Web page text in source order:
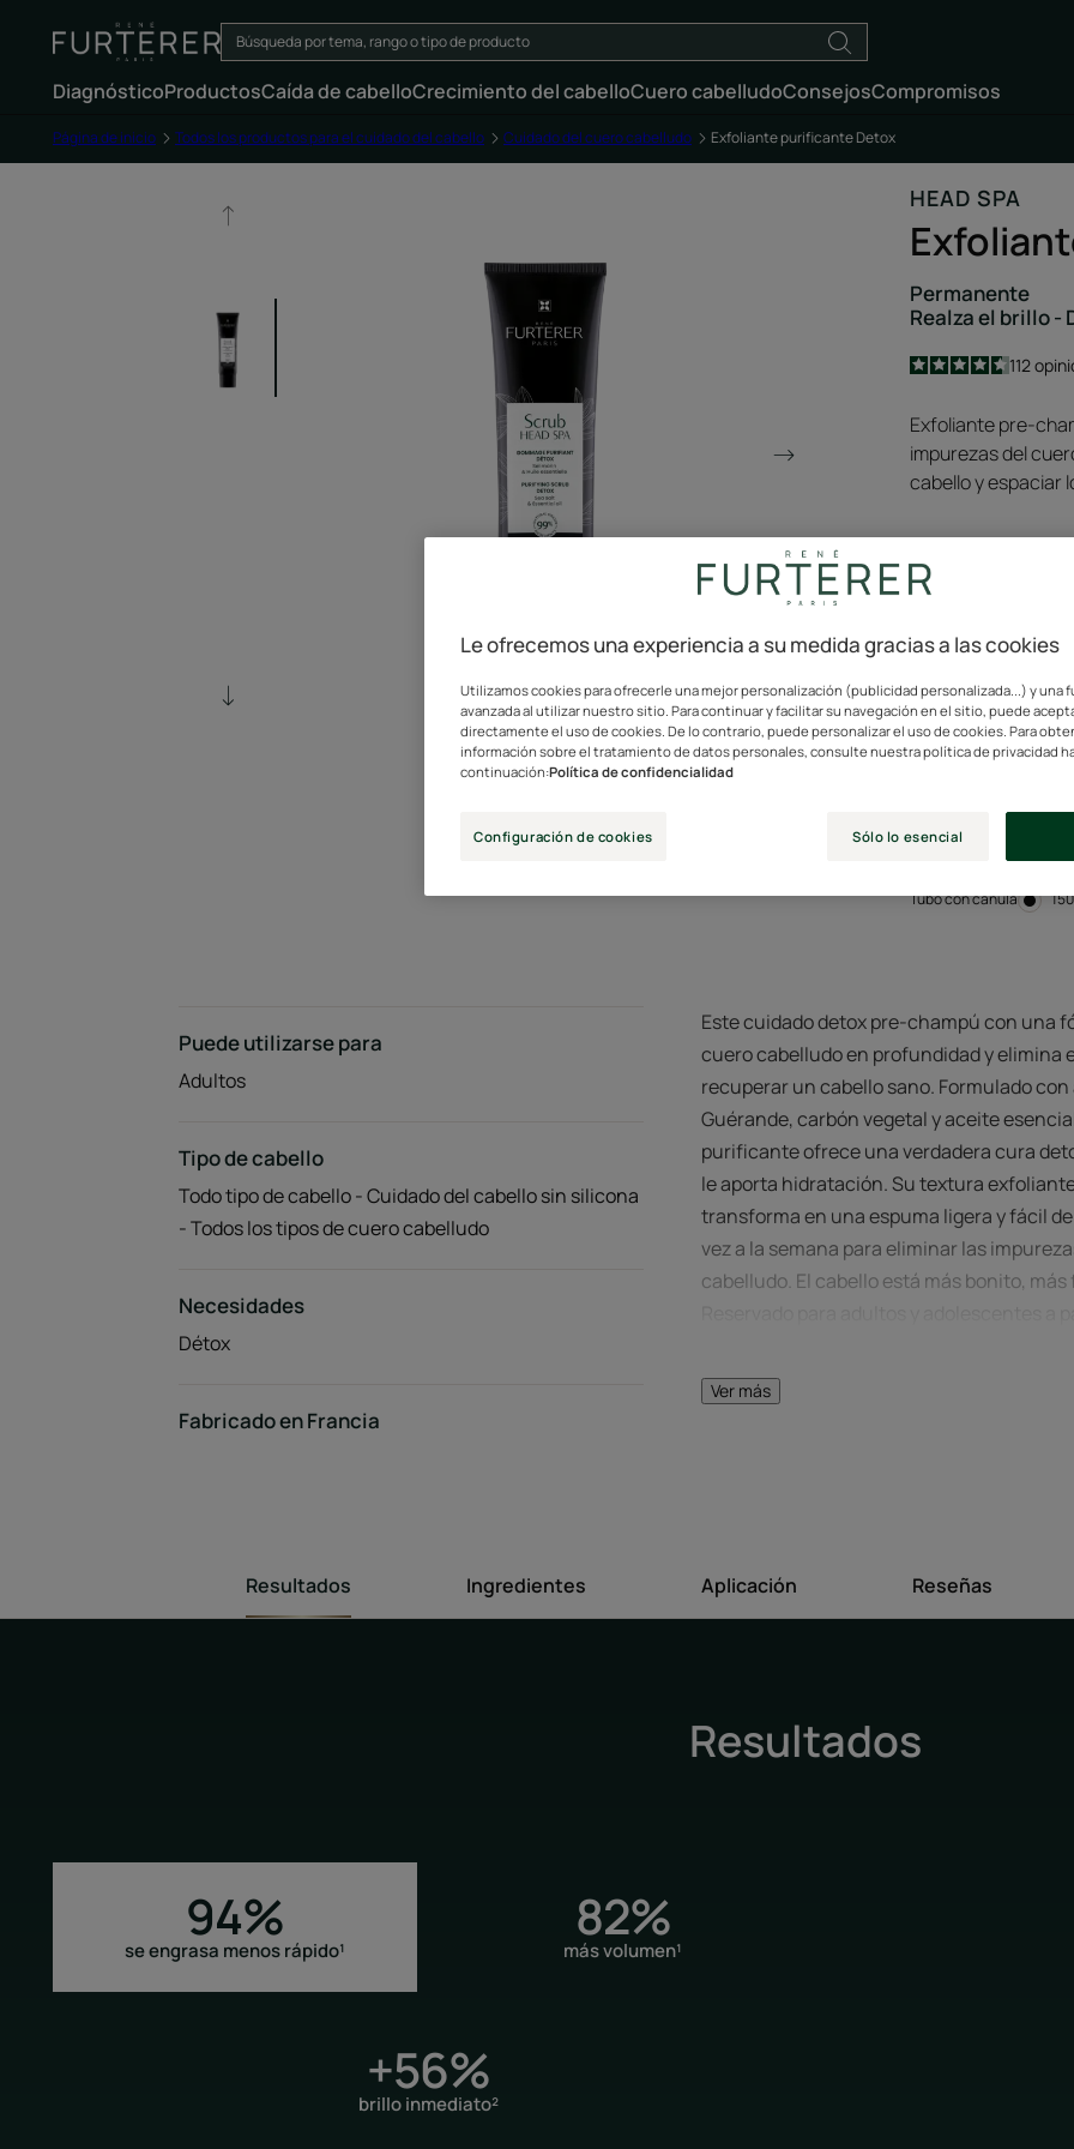
DiagnósticoProductosCaída de cabelloCrecimiento del cabelloCuero cabelludoConsejosCompromisos
Página de inicio Todos los productos para el cuidado del cabello Cuidado del cuero cabelludo Exfoliante purificante Detox
HEAD SPA
Permanente
Realza el brillo -
4.6
/5
112
Exfoliante pre-
impurezas del
cabello y espaciar
origen natural
Elimina el 100 %
99 % de
*sin tensioactivos
Tubo con cánula
Puede utilizarse para
Adultos
Tipo de cabello
Todo tipo de cabello - Cuidado del cabello sin silicona
- Todos los tipos de cuero cabelludo
Necesidades
Détox
Fabricado en Francia
Este cuidado detox pre-champú con una
cuero cabelludo en profundidad y elimina
recuperar un cabello sano. Formulado
Guérande, carbón vegetal y aceite
purificante ofrece una verdadera cura
le aporta hidratación. Su textura
transforma en una espuma ligera y fácil
vez a la semana para eliminar las
cabelludo. El cabello está más bonito,
Ventaja
• PERMITE ESPACIAR LOS LAVADOS: el
más rebeldes, el cabello está más fuerte,
• PROPORCIONA UN MOMENTO
exfoliante se funde con el cabello y libera
Ver más
Resultados Ingredientes Aplicación Reseñas
Resultados
94%
se engrasa menos rápido¹
82%
más volumen¹
+56%
brillo inmediato²
Le ofrecemos una experiencia a su medida gracias a las cookies
Utilizamos cookies para ofrecerle una mejor personalización (publicidad personalizada...) y una
avanzada al utilizar nuestro sitio. Para continuar y facilitar su navegación en el sitio, puede
directamente el uso de cookies. De lo contrario, puede personalizar el uso de cookies. Para
información sobre el tratamiento de datos personales, consulte nuestra política de privacidad
continuación:Política de confidencialidad
Configuración de cookies Sólo lo esencial